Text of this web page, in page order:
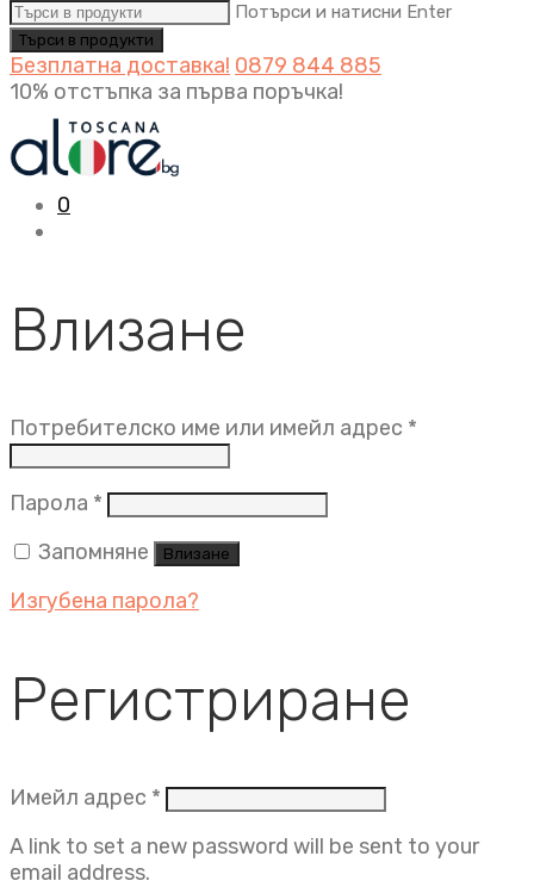
Потърси и натисни Enter
Безплатна доставка! 0879 844 885
10% отстъпка за първа поръчка!
0
Влизане
Потребителско име или имейл адрес *
Парола * Задължително
Запомняне
Влизане
Изгубена парола?
Регистриране
Имейл адрес * Задължително
A link to set a new password will be sent to your
email address.